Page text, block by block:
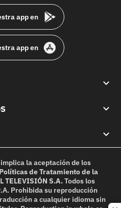
app en
app en
la aceptación de los
Políticas de Tratamiento de la
TELEVISIÓN S.A.Todos los
Prohibida su reproducción
a cualquier idioma sin